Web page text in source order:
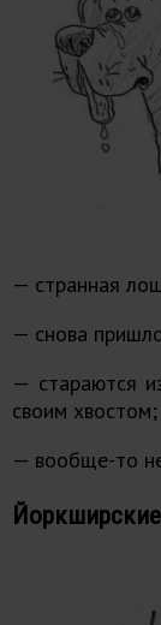
— странная
— снова
— стараются
своим хвостом;
— вообще-то